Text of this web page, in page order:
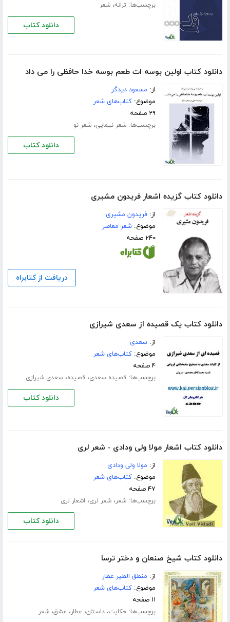
برچسب‌ها: ترانه،شعر
دانلود کتاب
دانلود کتاب اولین بوسه ات طعم بوسه خدا حافظی را می داد
از: مسعود دیدگر
موضوع:کتاب‌های شعر
۲۹ صفحه
برچسب‌ها:شعر نیمایی،شعر نو
دانلود کتاب
دانلود کتاب گزیده اشعار فریدون مشیری
از:فریدون مشیری
موضوع:شعر معاصر
۲۴۰ صفحه
دریافت از کتابراه
دانلود کتاب یک قصیده از سعدی شیرازی
از:سعدی
موضوع:کتاب‌های شعر
۴ صفحه
برچسب‌ها: قصیده سعدی، قصیده، سعدی شیرازی
دانلود کتاب
دانلود کتاب اشعار مولا ولی ودادی - شعر لری
از: مولا ولی ودادی
موضوع:کتاب‌های شعر
۴۷ صفحه
برچسب‌ها:شعر،شعر لری، اشعار لری
دانلود کتاب
دانلود کتاب شیخ صنعان و دختر ترسا
از: منطق الطیر عطار
موضوع:کتاب‌های شعر
۱۱ صفحه
برچسب‌ها:حکایت،داستان، عطار، عشق،شعر